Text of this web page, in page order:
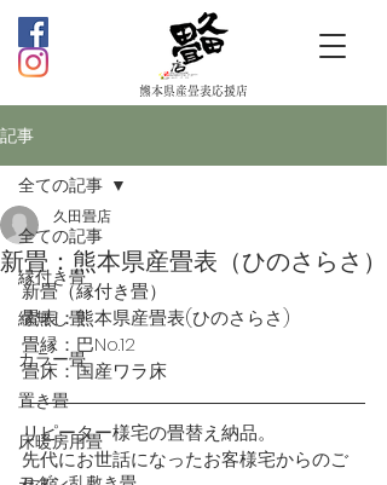
熊本県産畳表応援店
記事
全ての記事
縁付き畳
縁無し畳
カラー畳
置き畳
床暖房用畳
全ての記事
新畳：熊本県産畳表（ひのさらさ）
久田畳店
新畳（縁付き畳）
畳表：熊本県産畳表(ひのさらさ)
畳縁：巴No.12
畳床：国産ワラ床
リピーター様宅の畳替え納品。
先代にお世話になったお客様宅からのご